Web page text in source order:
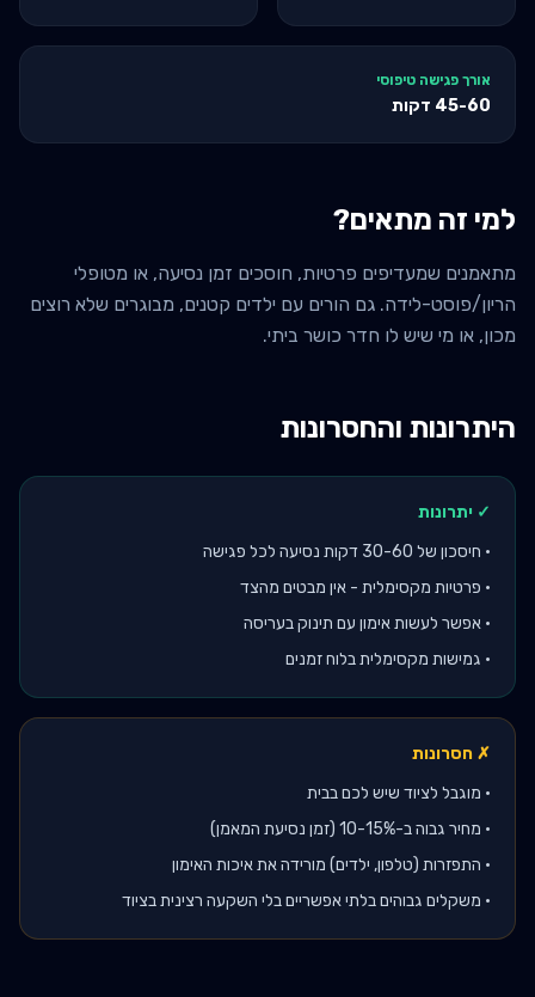
אורך פגישה טיפוסי
45-60 דקות
למי זה מתאים?
מתאמנים שמעדיפים פרטיות, חוסכים זמן נסיעה, או מטופלי
הריון/פוסט-לידה. גם הורים עם ילדים קטנים, מבוגרים שלא רוצים
מכון, או מי שיש לו חדר כושר ביתי.
היתרונות והחסרונות
✓ יתרונות
• חיסכון של 30-60 דקות נסיעה לכל פגישה
• פרטיות מקסימלית - אין מבטים מהצד
• אפשר לעשות אימון עם תינוק בעריסה
• גמישות מקסימלית בלוח זמנים
✗ חסרונות
• מוגבל לציוד שיש לכם בבית
• מחיר גבוה ב-10-15% (זמן נסיעת המאמן)
• התפזרות (טלפון, ילדים) מורידה את איכות האימון
• משקלים גבוהים בלתי אפשריים בלי השקעה רצינית בציוד